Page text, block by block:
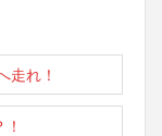
走れ！